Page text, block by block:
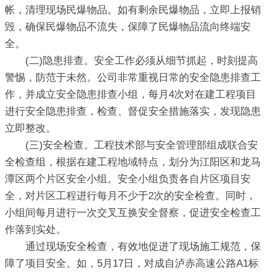
帐，清理现场民爆物品。如有剩余民爆物品，立即上报销
毁，确保民爆物品不流失，保障了民爆物品流向终端安
全。
(二)隐患排查。安全工作必须从细节抓起，时刻提高
警惕，防范于未然。公司非常重视日常的安全隐患排查工
作，并成立安全隐患排查小组，每月4次对在建工程项目
进行安全隐患排查，检查、督促安全措施落实，发现隐患
立即整改。
(三)安全检查。工程技术部与安全管理部组成联合安
全检查组，根据在建工程地域特点，划分为江阳区和龙马
潭区两个片区安全小组。安全小组负责各自片区项目安
全，对片区工程进行每月不少于2次的安全检查。同时，
小组间每月进行一次交叉互换安全督察，促进安全检查工
作落到实处。
通过现场安全检查，有效地促进了现场施工规范，保
障了项目安全。如，5月17日，对成自泸赤高速公路A1标